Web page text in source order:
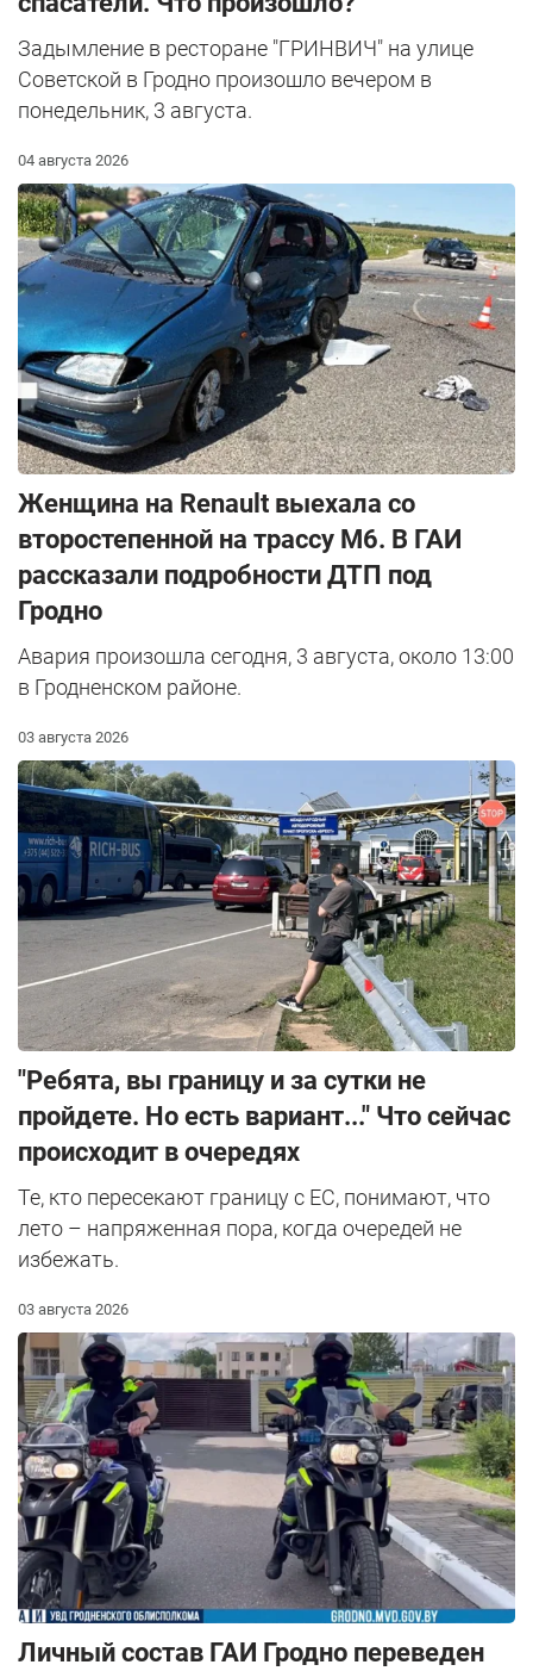
Задымление в ресторане "ГРИНВИЧ" на улице
Советской в Гродно произошло вечером в
понедельник, 3 августа.
04 августа 2026
Женщина на Renault выехала со
второстепенной на трассу М6. В ГАИ
рассказали подробности ДТП под
Гродно
Авария произошла сегодня, 3 августа, около 13:00
в Гродненском районе.
03 августа 2026
"Ребята, вы границу и за сутки не
пройдете. Но есть вариант..." Что сейчас
происходит в очередях
Те, кто пересекают границу с ЕС, понимают, что
лето – напряженная пора, когда очередей не
избежать.
03 августа 2026
Личный состав ГАИ Гродно переведен